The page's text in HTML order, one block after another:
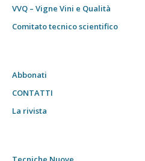
VVQ – Vigne Vini e Qualità
Comitato tecnico scientifico
Abbonati
CONTATTI
La rivista